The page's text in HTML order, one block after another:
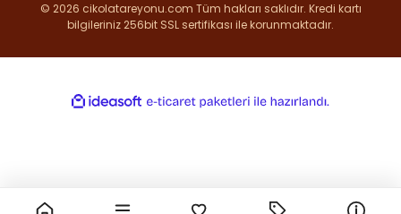
© 2026 cikolatareyonu.com Tüm hakları saklıdır. Kredi kartı
bilgileriniz 256bit SSL sertifikası ile korunmaktadır.
ideasoft
e-